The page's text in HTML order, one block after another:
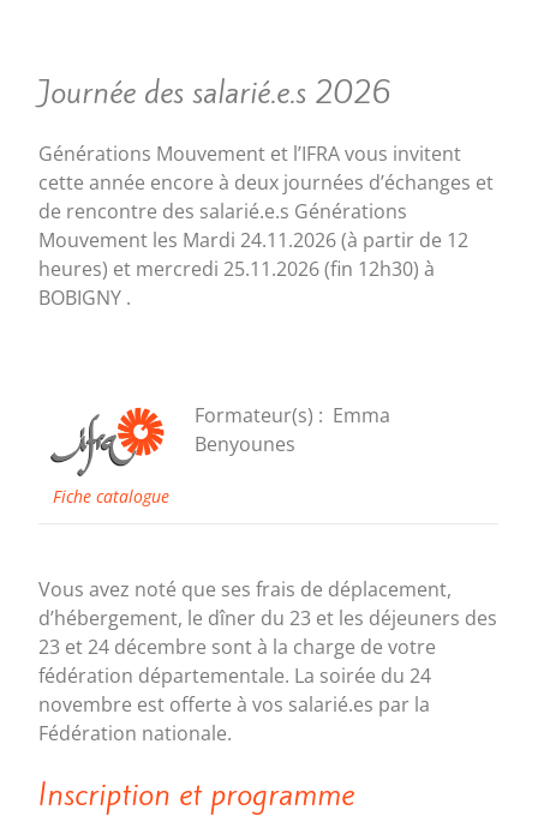
Journée des salarié.e.s 2026
Générations Mouvement et l’IFRA vous invitent
cette année encore à deux journées d’échanges et
de rencontre des salarié.e.s Générations
Mouvement les Mardi 24.11.2026 (à partir de 12
heures) et mercredi 25.11.2026 (fin 12h30) à
BOBIGNY .
Fiche catalogue
Formateur(s) : Emma
Benyounes
Vous avez noté que ses frais de déplacement,
d’hébergement, le dîner du 23 et les déjeuners des
23 et 24 décembre sont à la charge de votre
fédération départementale. La soirée du 24
novembre est offerte à vos salarié.es par la
Fédération nationale.
Inscription et programme